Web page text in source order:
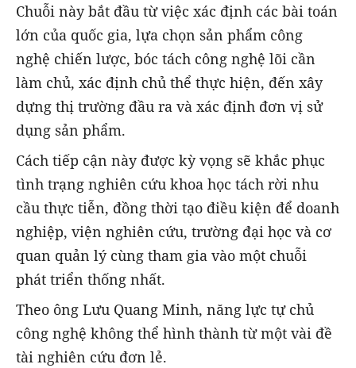
Chuỗi này bắt đầu từ việc xác định các bài toán
lớn của quốc gia, lựa chọn sản phẩm công
nghệ chiến lược, bóc tách công nghệ lõi cần
làm chủ, xác định chủ thể thực hiện, đến xây
dựng thị trường đầu ra và xác định đơn vị sử
dụng sản phẩm.
Cách tiếp cận này được kỳ vọng sẽ khắc phục
tình trạng nghiên cứu khoa học tách rời nhu
cầu thực tiễn, đồng thời tạo điều kiện để doanh
nghiệp, viện nghiên cứu, trường đại học và cơ
quan quản lý cùng tham gia vào một chuỗi
phát triển thống nhất.
Theo ông Lưu Quang Minh, năng lực tự chủ
công nghệ không thể hình thành từ một vài đề
tài nghiên cứu đơn lẻ.